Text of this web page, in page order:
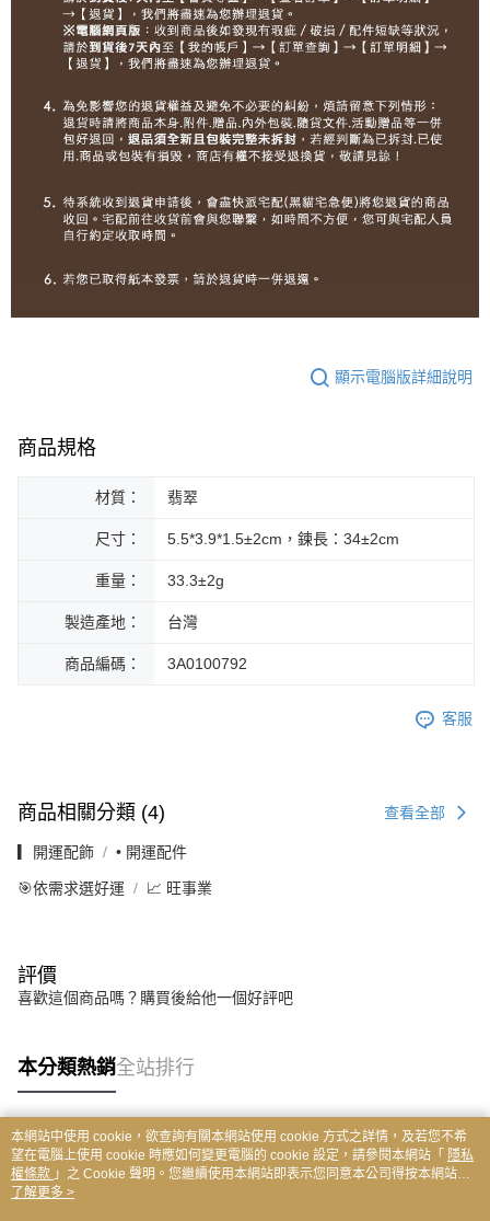
顯示電腦版詳細說明
商品規格
材質： 翡翠
尺寸： 5.5*3.9*1.5±2cm，鍊長：34±2cm
重量： 33.3±2g
製造產地： 台灣
商品編碼： 3A0100792
客服
商品相關分類 (4) 查看全部
▎開運配飾 • 開運配件
🎯依需求選好運 📈 旺事業
評價
喜歡這個商品嗎？購買後給他一個好評吧
本分類熱銷全站排行
熱門標籤
本網站中使用 cookie，欲查詢有關本網站使用 cookie 方式之詳情，及若您不希
望在電腦上使用 cookie 時應如何變更電腦的 cookie 設定，請參閱本網站「 隱私
權條款 」之 Cookie 聲明。您繼續使用本網站即表示您同意本公司得按本網站使
用條款之 Cookie 聲明使用 cookie。
了解更多 >